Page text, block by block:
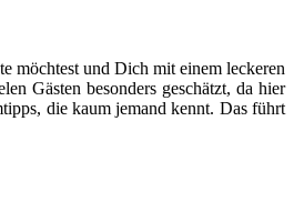
möchtest und Dich mit einem leckeren
Gästen besonders geschätzt, da hier
die kaum jemand kennt. Das führt